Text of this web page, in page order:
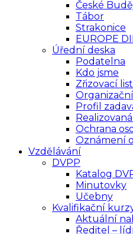
České
Tábor
Strakonice
EUROPE
Úřední deska
Podatelna
Kdo jsme
Zřizovací
Profil
Ochrana
Oznámení
Vzdělávání
DVPP
Katalog
Minutovky
Učebny
Kvalifikační
Aktuální
Ředitel –